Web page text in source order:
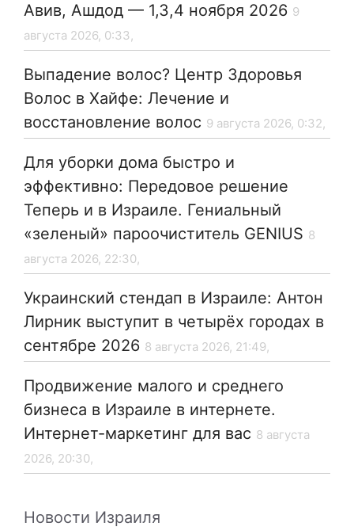
Авив, Ашдод — 1,3,4 ноября 2026 9
августа 2026, 0:33,
Выпадение волос? Центр Здоровья
Волос в Хайфе: Лечение и
восстановление волос 9 августа 2026, 0:32,
Для уборки дома быстро и
эффективно: Передовое решение
Теперь и в Израиле. Гениальный
«зеленый» пароочиститель GENIUS 8
августа 2026, 22:30,
Украинский стендап в Израиле: Антон
Лирник выступит в четырёх городах в
сентябре 2026 8 августа 2026, 21:49,
Продвижение малого и среднего
бизнеса в Израиле в интернете.
Интернет-маркетинг для вас 8 августа
2026, 20:30,
Новости Израиля